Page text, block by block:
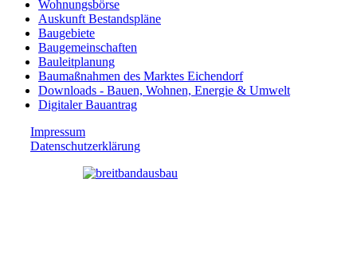
Wohnungsbörse
Auskunft Bestandspläne
Baugebiete
Baugemeinschaften
Bauleitplanung
Baumaßnahmen des Marktes Eichendorf
Downloads - Bauen, Wohnen, Energie & Umwelt
Digitaler Bauantrag
Impressum
Datenschutzerklärung